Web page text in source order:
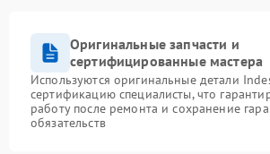
Оригинальные запчасти и
сертифицированные мастера
Используются оригинальные детали
сертификацию специалисты, что
работу после ремонта и сохранение
обязательств